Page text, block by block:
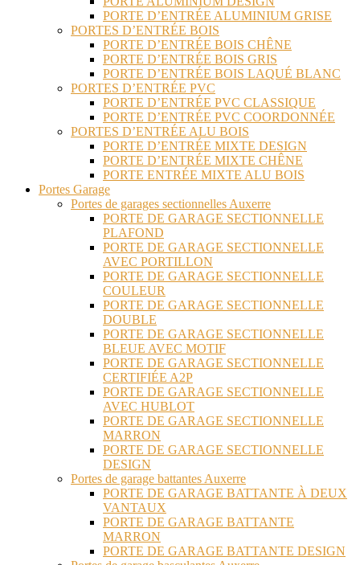
PORTE D’ENTRÉE ALUMINIUM GRISE
PORTES D’ENTRÉE BOIS
PORTE D’ENTRÉE BOIS CHÊNE
PORTE D’ENTRÉE BOIS GRIS
PORTE D’ENTRÉE BOIS LAQUÉ BLANC
PORTES D’ENTRÉE PVC
PORTE D’ENTRÉE PVC CLASSIQUE
PORTE D’ENTRÉE PVC COORDONNÉE
PORTES D’ENTRÉE ALU BOIS
PORTE D’ENTRÉE MIXTE DESIGN
PORTE D’ENTRÉE MIXTE CHÊNE
PORTE ENTRÉE MIXTE ALU BOIS
Portes Garage
Portes de garages sectionnelles Auxerre
PORTE DE GARAGE SECTIONNELLE
PLAFOND
PORTE DE GARAGE SECTIONNELLE
AVEC PORTILLON
PORTE DE GARAGE SECTIONNELLE
COULEUR
PORTE DE GARAGE SECTIONNELLE
DOUBLE
PORTE DE GARAGE SECTIONNELLE
BLEUE AVEC MOTIF
PORTE DE GARAGE SECTIONNELLE
CERTIFIÉE A2P
PORTE DE GARAGE SECTIONNELLE
AVEC HUBLOT
PORTE DE GARAGE SECTIONNELLE
MARRON
PORTE DE GARAGE SECTIONNELLE
DESIGN
Portes de garage battantes Auxerre
PORTE DE GARAGE BATTANTE À DEUX
VANTAUX
PORTE DE GARAGE BATTANTE
MARRON
PORTE DE GARAGE BATTANTE DESIGN